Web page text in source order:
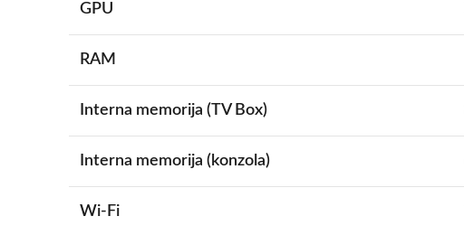
GPU
RAM
Interna memorija (TV Box)
Interna memorija (konzola)
Wi-Fi